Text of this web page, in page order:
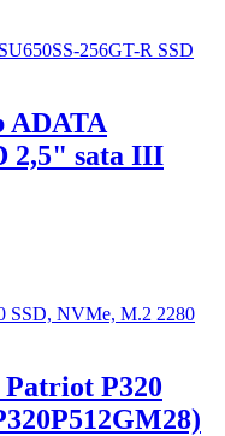
ADATA
2,5" sata III
Patriot P320